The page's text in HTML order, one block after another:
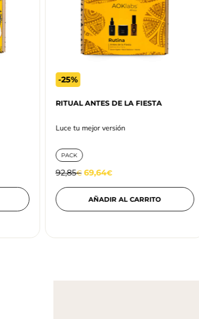
-25%
RITUAL ANTES DE LA FIESTA
Luce tu mejor versión
PACK
92,85€ 69,64€
AÑADIR AL CARRITO